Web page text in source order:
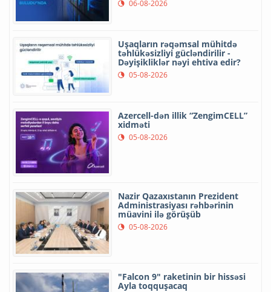
06-08-2026
Uşaqların rəqəmsal mühitdə
təhlükəsizliyi gücləndirilir -
Dəyişikliklər nəyi ehtiva edir?
05-08-2026
Azercell-dən illik “ZengimCELL”
xidməti
05-08-2026
Nazir Qazaxıstanın Prezident
Administrasiyası rəhbərinin
müavini ilə görüşüb
05-08-2026
"Falcon 9" raketinin bir hissəsi
Ayla toqquşacaq